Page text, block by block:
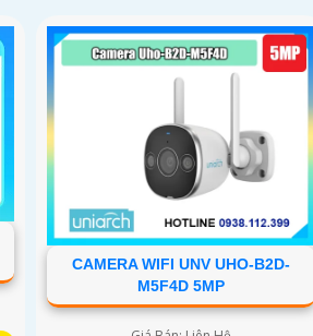
CAMERA WIFI UNV UHO-B2D-
M5F4D 5MP